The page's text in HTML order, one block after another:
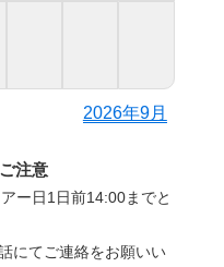
注意
ー日1日前14:00までと
にてご連絡をお願いい
2026年9月